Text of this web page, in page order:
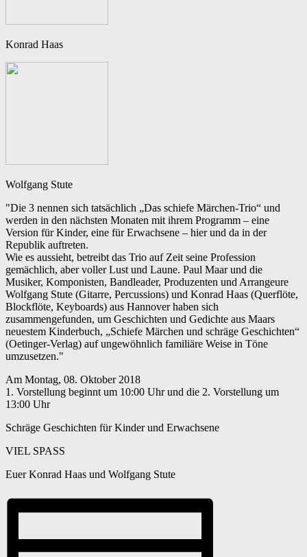
Konrad Haas
Wolfgang Stute
"Die 3 nennen sich tatsächlich „Das schiefe Märchen-Trio“ und
werden in den nächsten Monaten mit ihrem Programm – eine
Version für Kinder, eine für Erwachsene – hier und da in der
Republik auftreten.
Wie es aussieht, betreibt das Trio auf Zeit seine Profession
gemächlich, aber voller Lust und Laune. Paul Maar und die
Musiker, Komponisten, Bandleader, Produzenten und Arrangeure
Wolfgang Stute (Gitarre, Percussions) und Konrad Haas (Querflöte,
Blockflöte, Keyboards) aus Hannover haben sich
zusammengefunden, um Geschichten und Gedichte aus Maars
neuestem Kinderbuch, „Schiefe Märchen und schräge Geschichten“
(Oetinger-Verlag) auf ungewöhnlich familiäre Weise in Töne
umzusetzen."
Am Montag, 08. Oktober 2018
1. Vorstellung beginnt um 10:00 Uhr und die 2. Vorstellung um
13:00 Uhr
Schräge Geschichten für Kinder und Erwachsene
VIEL SPASS
Euer Konrad Haas und Wolfgang Stute